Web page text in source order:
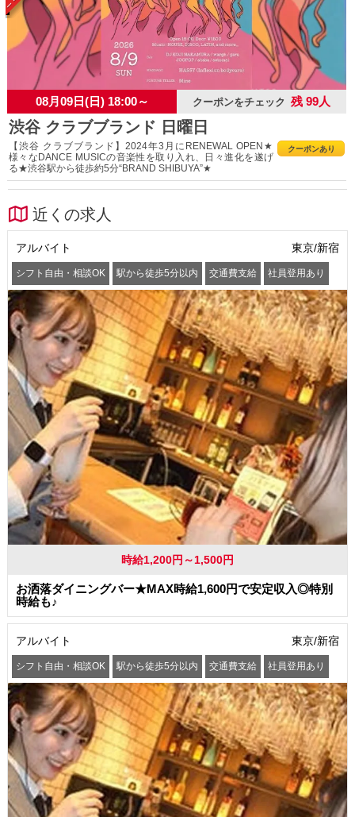
08月09日(日) 18:00～ クーポンをチェック 残 99人
渋谷 クラブブランド 日曜日
クーポンあり
【渋谷 クラブブランド】2024年3月にRENEWAL OPEN★
様々なDANCE MUSICの音楽性を取り入れ、日々進化を遂げ
る★渋谷駅から徒歩約5分“BRAND SHIBUYA”★
近くの求人
アルバイト 東京/新宿
シフト自由・相談OK 駅から徒歩5分以内 交通費支給 社員登用あり
時給1,200円～1,500円
お洒落ダイニングバー★MAX時給1,600円で安定収入◎特別
時給も♪
アルバイト 東京/新宿
シフト自由・相談OK 駅から徒歩5分以内 交通費支給 社員登用あり